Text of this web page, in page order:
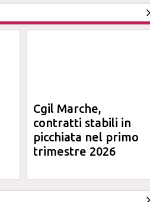
Cgil Marche,
contratti stabili in
picchiata nel primo
trimestre 2026